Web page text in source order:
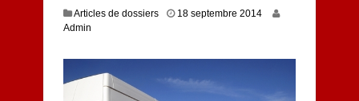
Articles de dossiers 18 septembre 20141
Admin